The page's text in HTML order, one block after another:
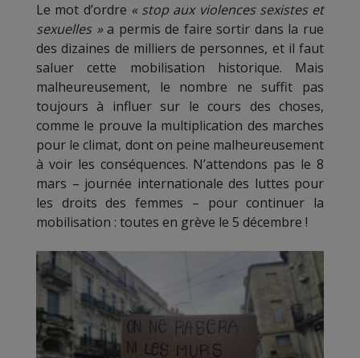
Le mot d’ordre « stop aux violences sexistes et
sexuelles »a permis de faire sortir dans la rue
des dizaines de milliers de personnes, et il faut
saluer cette mobilisation historique. Mais
malheureusement, le nombre ne suffit pas
toujours à influer sur le cours des choses,
comme le prouve la multiplication des marches
pour le climat, dont on peine malheureusement
à voir les conséquences. N’attendons pas le 8
mars – journée internationale des luttes pour
les droits des femmes – pour continuer la
mobilisation : toutes en grève le 5 décembre !